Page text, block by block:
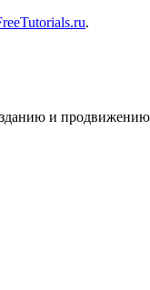
.
и продвижению